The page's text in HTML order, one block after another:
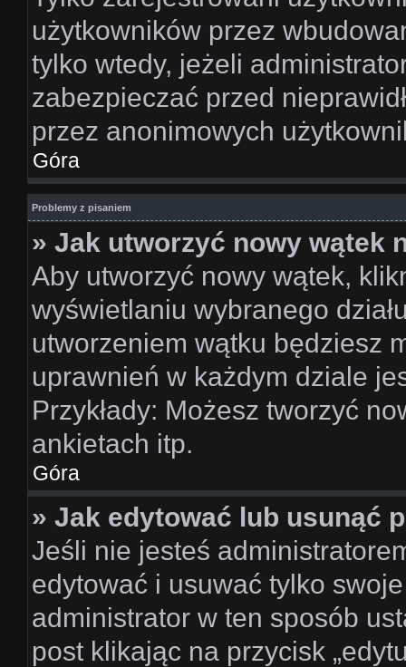
użytkowników przez
tylko wtedy, jeżeli
zabezpieczać przed
przez anonimowych
Góra
Problemy z pisaniem
» Jak utworzyć nowy wątek
Aby utworzyć nowy wątek,
wyświetlaniu wybranego
utworzeniem wątku będziesz
uprawnień w każdym dziale
Przykłady: Możesz tworzyć
ankietach itp.
Góra
» Jak edytować lub usunąć
Jeśli nie jesteś
edytować i usuwać tylko
administrator w ten sposób
post klikając na przycisk